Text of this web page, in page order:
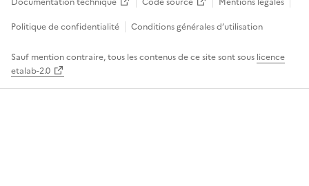
Politique de confidentialité
Conditions générales d’utilisation
Sauf mention contraire, tous les contenus de ce site sont sous licence
etalab-2.0